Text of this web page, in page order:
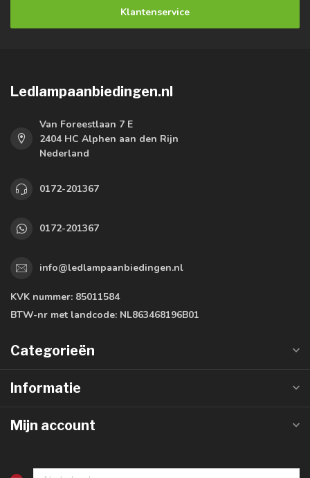
Klantenservice
Ledlampaanbiedingen.nl
Van Foreestlaan 7 E
2404 HC Alphen aan den Rijn
Nederland
0172-201367
0172-201367
info@ledlampaanbiedingen.nl
KVK nummer: 85011584
BTW-nr met landcode: NL863468196B01
Categorieën
Informatie
Mijn account